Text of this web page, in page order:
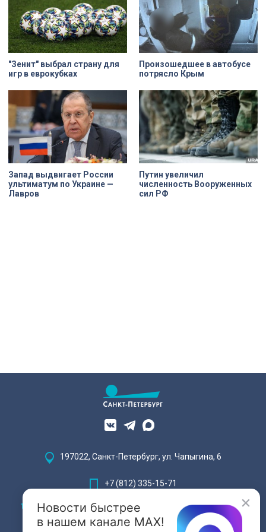
"Зенит" выбрал страну для
игр в еврокубках
Произошедшее в автобусе
потрясло Крым
Запад выдвигает России
ультиматум по Украине —
Лавров
Путин увеличил
численность Вооруженных
сил РФ
Новости быстрее
в нашем канале MAX!
197022, Санкт-Петербург, ул. Чапыгина, 6
+7 (812) 335-15-71
Внимание! Отдельные видеоматериалы, размещенные на настоящем
сайте, могут содержать информацию, предназначенную для лиц,
достигших 18 лет.